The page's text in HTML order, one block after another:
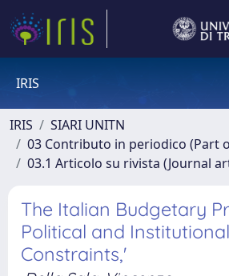
IRIS
IRIS
SIARI UNITN
03 Contributo in periodico (Part
03.1 Articolo su rivista (Journal
The Italian Budgetary
Political and Institutional
Constraints,'